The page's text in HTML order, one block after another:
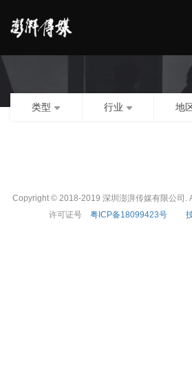
类型 行业 地
Copyright © 2018-2019 深圳澎湃传媒有限公司.
许可证号 粤ICP备18099423号